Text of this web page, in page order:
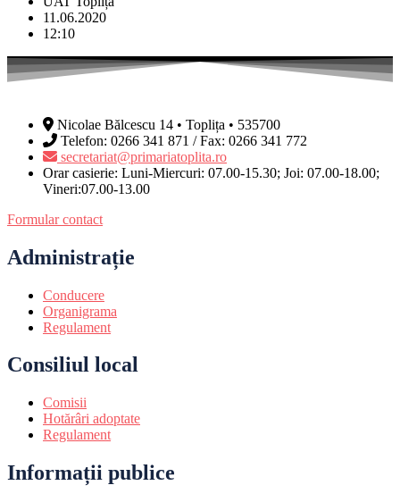
11.06.2020
12:10
Nicolae Bălcescu 14 • Toplița • 535700
Telefon: 0266 341 871 / Fax: 0266 341 772
secretariat@primariatoplita.ro
Orar casierie: Luni-Miercuri: 07.00-15.30; Joi: 07.00-18.00;
Vineri:07.00-13.00
Formular contact
Administrație
Conducere
Organigrama
Regulament
Consiliul local
Comisii
Hotărâri adoptate
Regulament
Informații publice